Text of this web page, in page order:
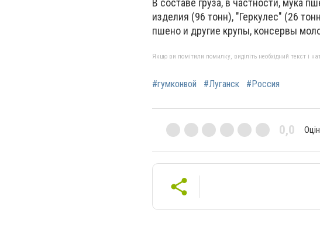
В составе груза, в частности, мука
изделия (96 тонн), "Геркулес" (26
пшено и другие крупы, консервы
Якщо ви помітили помилку, виділіть необхідний текст і
#гумконвой #Луганск #Россия
0,0